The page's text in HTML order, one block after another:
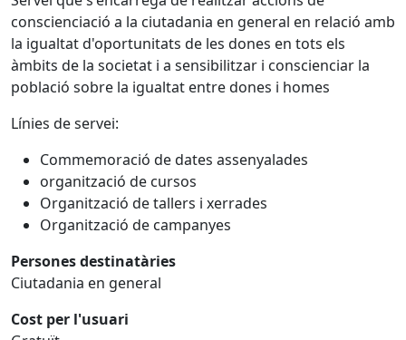
conscienciació a la ciutadania en general en relació amb
la igualtat d'oportunitats de les dones en tots els
àmbits de la societat i a sensibilitzar i conscienciar la
població sobre la igualtat entre dones i homes
Línies de servei:
Commemoració de dates assenyalades
organització de cursos
Organització de tallers i xerrades
Organització de campanyes
Persones destinatàries
Ciutadania en general
Cost per l'usuari